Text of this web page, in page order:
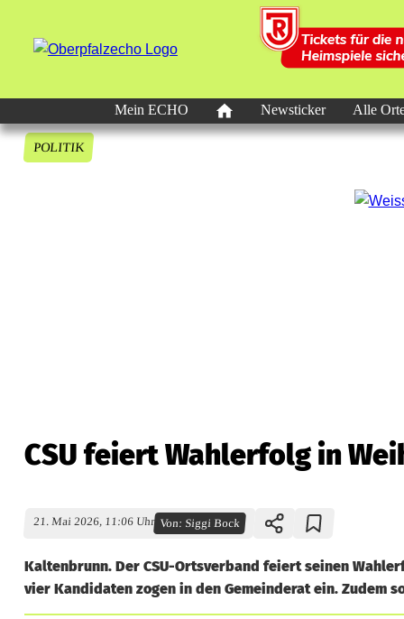
Mein ECHO Newsticker Alle
POLITIK
CSU feiert Wahlerfolg in
21. Mai 2026, 11:06 Uhr Von: Siggi Bock
Kaltenbrunn. Der CSU-Ortsverband feiert seinen
vier Kandidaten zogen in den Gemeinderat ein. Zudem